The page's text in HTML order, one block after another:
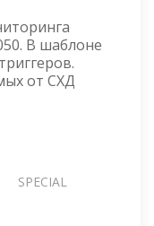
В шаблоне
от СХД
SPECIAL